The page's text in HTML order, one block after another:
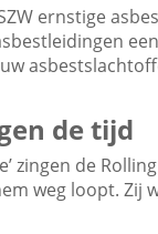
ernstige
de tijd
zingen de
weg loopt. Zij